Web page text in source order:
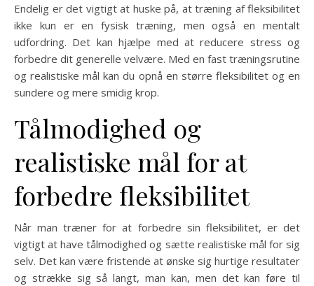
Endelig er det vigtigt at huske på, at træning af fleksibilitet
ikke kun er en fysisk træning, men også en mentalt
udfordring. Det kan hjælpe med at reducere stress og
forbedre dit generelle velvære. Med en fast træningsrutine
og realistiske mål kan du opnå en større fleksibilitet og en
sundere og mere smidig krop.
Tålmodighed og
realistiske mål for at
forbedre fleksibilitet
Når man træner for at forbedre sin fleksibilitet, er det
vigtigt at have tålmodighed og sætte realistiske mål for sig
selv. Det kan være fristende at ønske sig hurtige resultater
og strække sig så langt, man kan, men det kan føre til